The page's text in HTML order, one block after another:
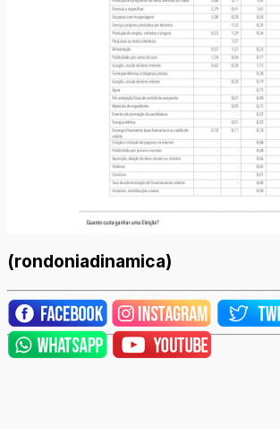
(rondoniadinamica)